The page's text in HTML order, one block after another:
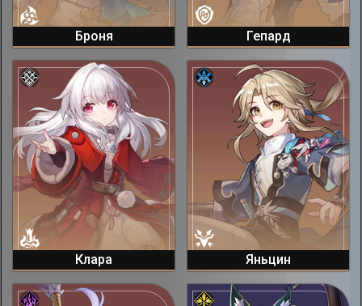
Броня Гепард
Клара Яньцин